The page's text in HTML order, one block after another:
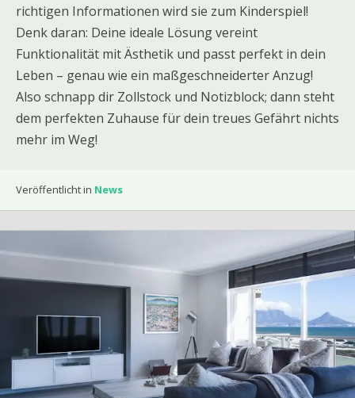
richtigen Informationen wird sie zum Kinderspiel!
Denk daran: Deine ideale Lösung vereint
Funktionalität mit Ästhetik und passt perfekt in dein
Leben – genau wie ein maßgeschneiderter Anzug!
Also schnapp dir Zollstock und Notizblock; dann steht
dem perfekten Zuhause für dein treues Gefährt nichts
mehr im Weg!
Veröffentlicht in News